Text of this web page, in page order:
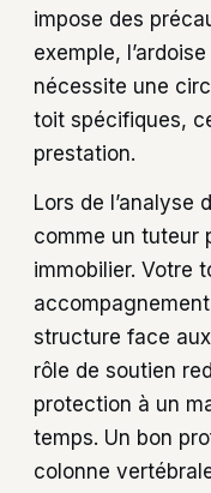
impose des
exemple,
nécessite une
toit spécifiques,
prestation.
Lors de l’analyse
comme un tuteur
immobilier. Votre
structure face
rôle de soutien
protection à un
temps. Un bon
colonne